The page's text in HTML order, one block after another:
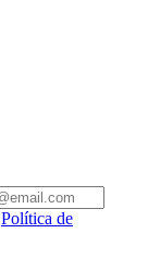
Política de